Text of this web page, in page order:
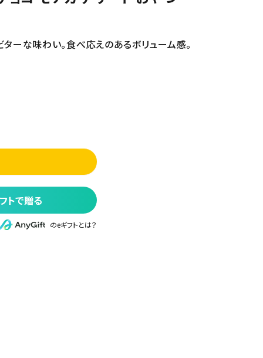
ーな味わい。食べ応えのあるボリューム感。
トで贈る
のeギフトとは？